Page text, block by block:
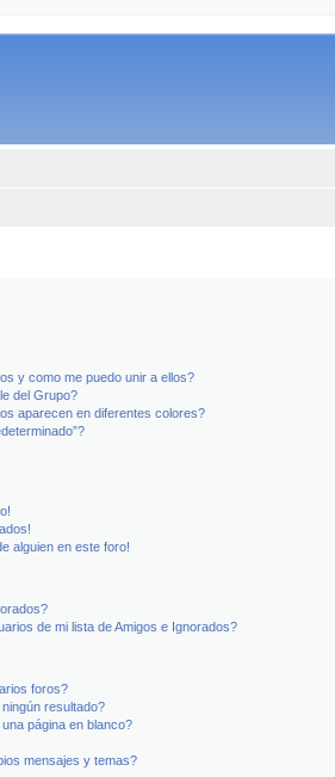
y como me puedo unir a ellos?
del Grupo?
aparecen en diferentes colores?
alguien en este foro!
de mi lista de Amigos e Ignorados?
foros?
resultado?
página en blanco?
mensajes y temas?